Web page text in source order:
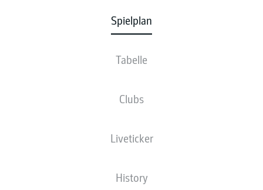
Spielplan
Tabelle
Clubs
Liveticker
History
AUFSTELLUNGEN
SPIELTAG